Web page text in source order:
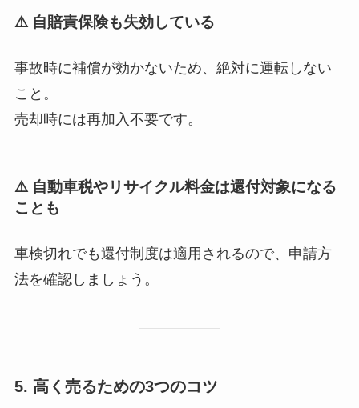
⚠️ 自賠責保険も失効している
事故時に補償が効かないため、絶対に運転しない
こと。
売却時には再加入不要です。
⚠️ 自動車税やリサイクル料金は還付対象になる
ことも
車検切れでも還付制度は適用されるので、申請方
法を確認しましょう。
5. 高く売るための3つのコツ